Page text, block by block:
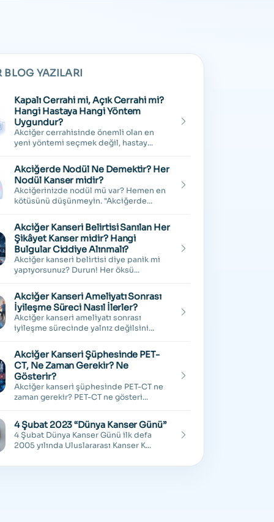
BLOG YAZILARI
Kapalı Cerrahi mi, Açık Cerrahi mi?
Hangi Hastaya Hangi Yöntem
Uygundur?
Akciğer cerrahisinde önemli olan en
yeni yöntemi seçmek değil, hastay...
Akciğerde Nodül Ne Demektir? Her
Nodül Kanser midir?
Akciğerinizde nodül mü var? Hemen en
kötüsünü düşünmeyin. "Akciğerde...
Akciğer Kanseri Belirtisi Sanılan Her
Şikâyet Kanser midir? Hangi
Bulgular Ciddiye Alınmalı?
Akciğer kanseri belirtisi diye panik mi
yapıyorsunuz? Durun! Her öksü...
Akciğer Kanseri Ameliyatı Sonrası
İyileşme Süreci Nasıl İlerler?
Akciğer kanseri ameliyatı sonrası
iyileşme sürecinde yalnız değilsini...
Akciğer Kanseri Şüphesinde PET-
CT, Ne Zaman Gerekir? Ne
Gösterir?
Akciğer kanseri şüphesinde PET-CT ne
zaman gerekir? PET-CT ne gösteri...
4 Şubat 2023 “Dünya Kanser Günü”
4 Şubat Dünya Kanser Günü ilk defa
2005 yılında Uluslararası Kanser K...